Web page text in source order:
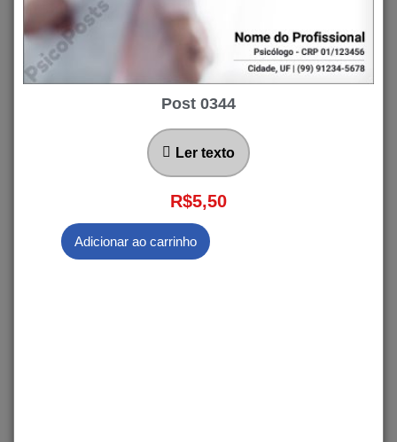
Post 0344
Ler texto
R$5,50
Adicionar ao carrinho